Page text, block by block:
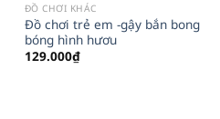
ĐỒ CHƠI KHÁC
Đồ chơi trẻ em -gậy bắn bong
bóng hình hươu
129.000₫